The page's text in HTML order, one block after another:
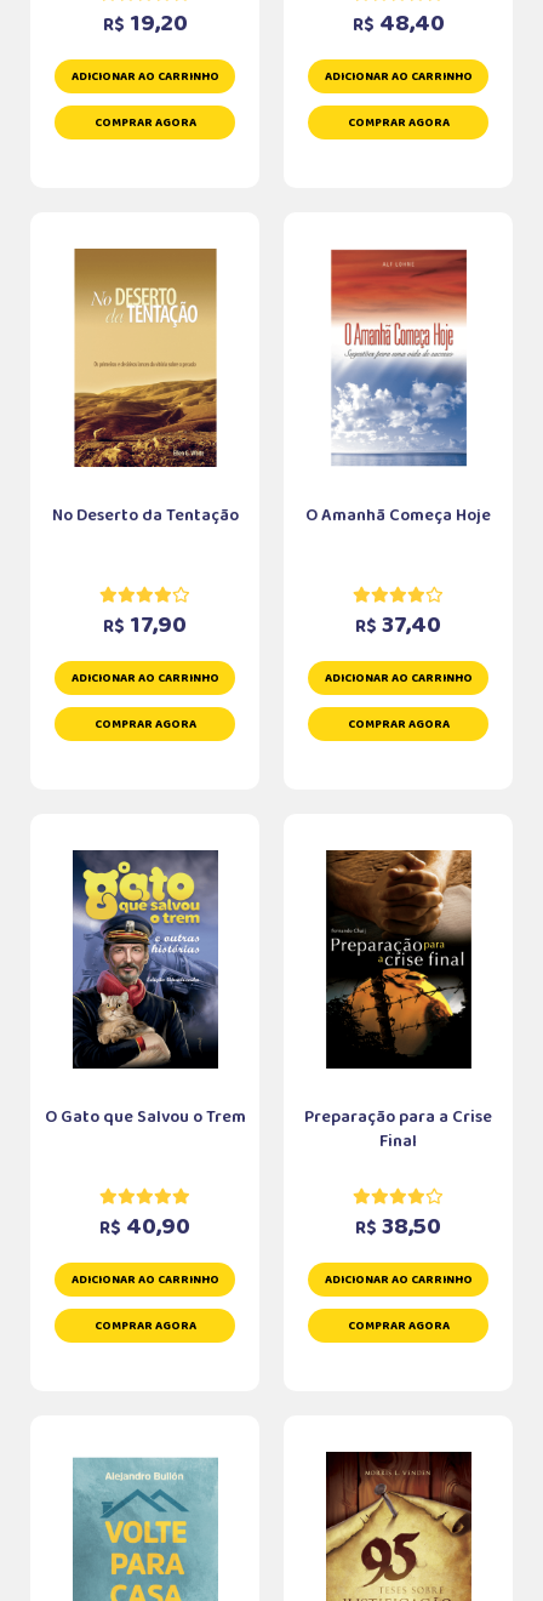
R$ 19,20
ADICIONAR AO CARRINHO
COMPRAR AGORA
R$ 48,40
ADICIONAR AO CARRINHO
COMPRAR AGORA
No Deserto da Tentação
R$ 17,90
ADICIONAR AO CARRINHO
COMPRAR AGORA
O Amanhã Começa Hoje
R$ 37,40
ADICIONAR AO CARRINHO
COMPRAR AGORA
O Gato que Salvou o Trem
R$ 40,90
ADICIONAR AO CARRINHO
COMPRAR AGORA
Preparação para a Crise
Final
R$ 38,50
ADICIONAR AO CARRINHO
COMPRAR AGORA